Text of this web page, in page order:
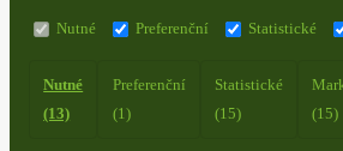
Nutné Preferenční Statistické
Nutné
(13)
Preferenční
(1)
Statistické
(15)
(15)